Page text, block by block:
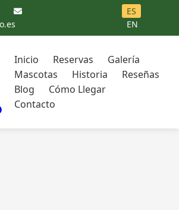
ES
EN
Inicio Reservas
Galería
Mascotas
Historia
Reseñas
Blog
Cómo Llegar
Contacto